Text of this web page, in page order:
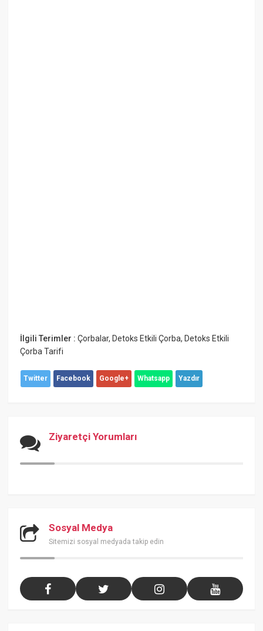
İlgili Terimler :Çorbalar, Detoks Etkili Çorba, Detoks Etkili
Çorba Tarifi
Twitter Facebook Google+ Whatsapp Yazdır
Ziyaretçi Yorumları
Sosyal Medya
Sitemizi sosyal medyada takip edin